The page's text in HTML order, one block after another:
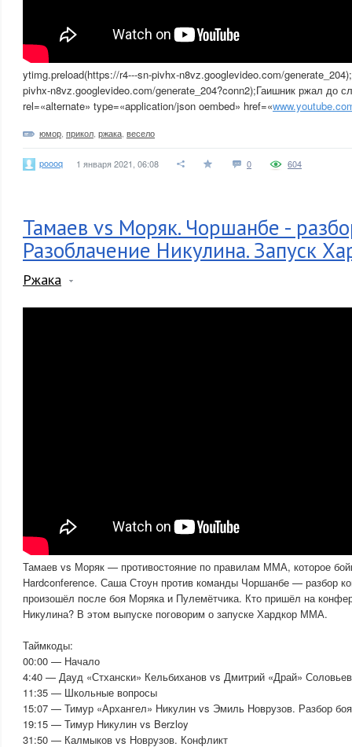
ytimg.preload(https://r4---sn-pivhx-n8vz.googlevideo.com/
pivhx-n8vz.googlevideo.com/generate_204?conn2);Гаишник ржал до
rel=«alternate» type=«application/json oembed» href=«
юмор прикол ржака весело
poooq 1 января 2021, 06:08 0 604
Тамаев vs Моряк. Чоршанбе -
Разоблачение Никулина. Запуск
Ржака
Тамаев vs Моряк — противостояние по правилам ММА, которое
Hardconference. Саша Стоун против команды Чоршанбе — разбор
произошёл после боя Моряка и Пулемётчика. Кто пришёл на
Никулина? В этом выпуске поговорим о запуске Хардкор ММА.
Таймкоды:
00:00 — Начало
4:40 — Дауд «Стхански» Кельбиханов vs Дмитрий «Драй»
11:35 — Школьные вопросы
15:07 — Тимур «Архангел» Никулин vs Эмиль Новрузов. Разбор боя
19:15 — Тимур Никулин vs Berzloy
31:50 — Калмыков vs Новрузов. Конфликт